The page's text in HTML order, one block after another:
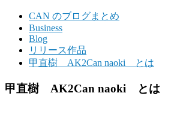
CAN のブログまとめ
Business
Blog
リリース作品
甲直樹 AK2Can naoki とは
甲直樹 AK2Can naoki とは